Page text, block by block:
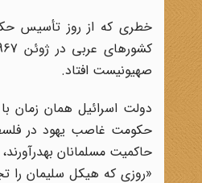
خطری که از روز تأسیس
صهیونیست افتاد.
دولت اسرائیل همان زمان
حکومت غاصب یهود در
حاکمیت مسلمانان
«روزی که هیکل سلیمان را